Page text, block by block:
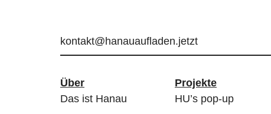
kontakt@hanauaufladen.jetzt
Über
Das ist Hanau
Projekte
HU’s pop-up